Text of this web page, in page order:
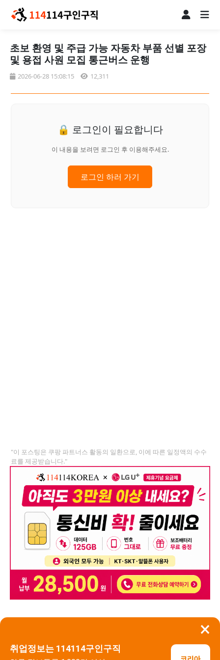
×
취업정보는 114114구인구직
초보 환영 및 주급 가능 자동차 부품 선별 포장
및 용접 사원 모집 통근버스 운행
2026-06-28 15:08:15 12,311
🔒 로그인이 필요합니다
이 내용을 보려면 로그인 후 이용해주세요.
로그인 하러 가기
"이 포스팅은 쿠팡 파트너스 활동의 일환으로, 이에 따른 일정액의 수수
료를 제공받습니다."